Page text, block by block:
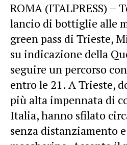
ROMA (ITALPRESS) –
lancio di bottiglie alle
green pass di Trieste,
su indicazione della
seguire un percorso
entro le 21. A Trieste,
più alta impennata di
Italia, hanno sfilato
senza distanziamento